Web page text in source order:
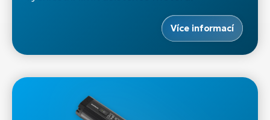
Více informací